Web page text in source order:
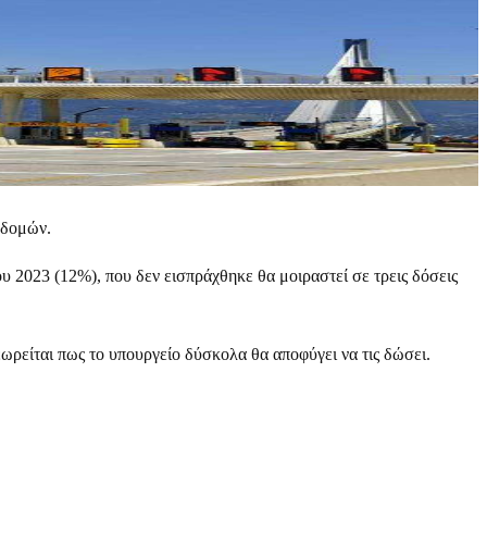
(12%), που δεν εισπράχθηκε θα μοιραστεί σε τρεις δόσεις
πως το υπουργείο δύσκολα θα αποφύγει να τις δώσει.